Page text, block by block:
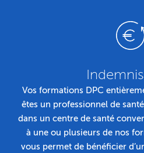
Vos formations DPC
êtes un professionnel de
dans un centre de santé
à une ou plusieurs de nos
vous permet de bénéficier